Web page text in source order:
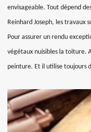
envisageable. Tout dépend
Reinhard Joseph, les travaux
Pour assurer un rendu
végétaux nuisibles la toiture.
peinture. Et il utilise toujours